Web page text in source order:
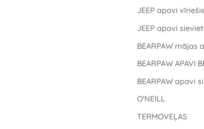
JEEP apavi
JEEP apavi
BEARPAW mājas
BEARPAW APAVI
BEARPAW apavi
O'NEILL
TERMOVEĻAS